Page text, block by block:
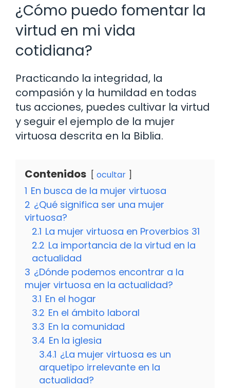
¿Cómo puedo fomentar la
virtud en mi vida
cotidiana?
Practicando la integridad, la
compasión y la humildad en todas
tus acciones, puedes cultivar la virtud
y seguir el ejemplo de la mujer
virtuosa descrita en la Biblia.
Contenidos ocultar
1 En busca de la mujer virtuosa
2 ¿Qué significa ser una mujer
virtuosa?
2.1 La mujer virtuosa en Proverbios 31
2.2 La importancia de la virtud en la
actualidad
3 ¿Dónde podemos encontrar a la
mujer virtuosa en la actualidad?
3.1 En el hogar
3.2 En el ámbito laboral
3.3 En la comunidad
3.4 En la iglesia
3.4.1 ¿La mujer virtuosa es un
arquetipo irrelevante en la
actualidad?